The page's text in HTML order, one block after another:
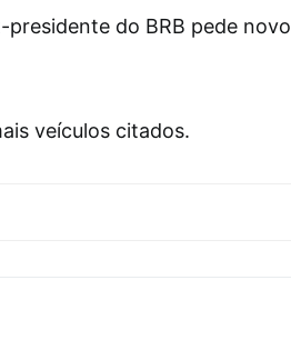
presidente do BRB pede novo
veículos citados.